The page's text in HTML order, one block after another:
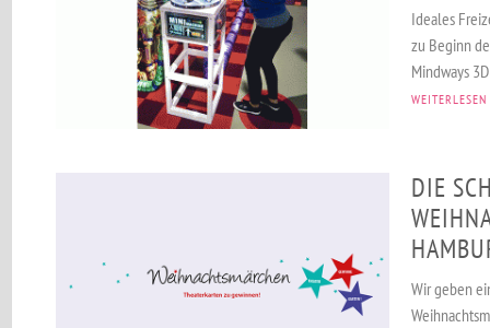
Ideales
zu Beginn
Mindways
WEITERLESEN
DIE
Wir geben